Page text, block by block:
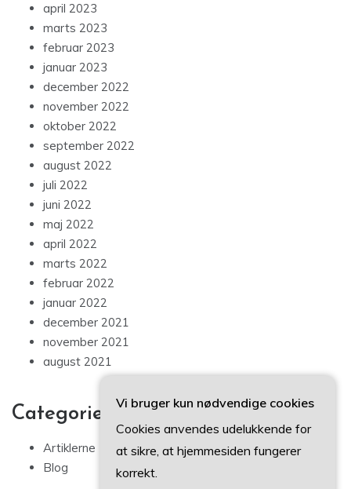
april 2023
marts 2023
februar 2023
januar 2023
december 2022
november 2022
oktober 2022
september 2022
august 2022
juli 2022
juni 2022
maj 2022
april 2022
marts 2022
februar 2022
januar 2022
december 2021
november 2021
august 2021
Categories
Artiklerne
Blog
Vi bruger kun nødvendige cookies
Cookies anvendes udelukkende for
at sikre, at hjemmesiden fungerer
korrekt.